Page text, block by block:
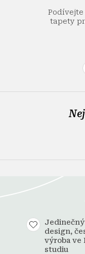
Podívejte
tapety
Jedinečný
design,
výroba ve
studiu